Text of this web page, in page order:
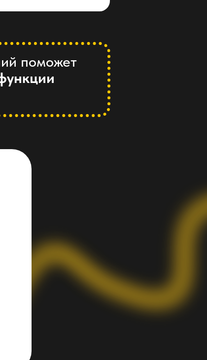
поможет